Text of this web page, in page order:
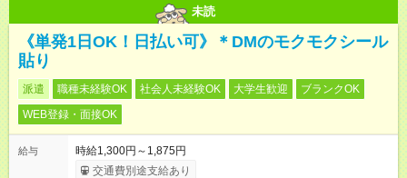
未読
《単発1日OK！日払い可》＊DMのモクモクシール
貼り
派遣 職種未経験OK 社会人未経験OK 大学生歓迎
ブランクOK
WEB登録・面接OK
給与
時給1,300円～1,875円
交通費別途支給あり